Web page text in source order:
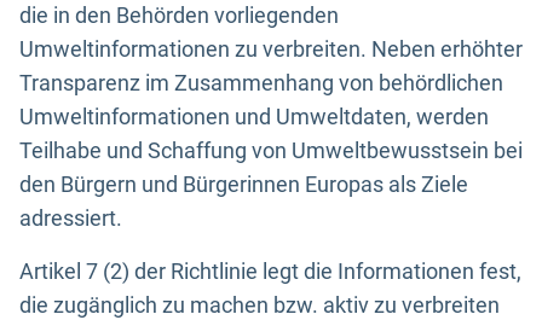
die in den Behörden vorliegenden
Umweltinformationen zu verbreiten. Neben erhöhter
Transparenz im Zusammenhang von behördlichen
Umweltinformationen und Umweltdaten, werden
Teilhabe und Schaffung von Umweltbewusstsein bei
den Bürgern und Bürgerinnen Europas als Ziele
adressiert.
Artikel 7 (2) der Richtlinie legt die Informationen fest,
die zugänglich zu machen bzw. aktiv zu verbreiten